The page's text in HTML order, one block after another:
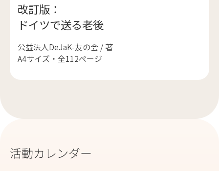
改訂版：
ドイツで送る老後
公益法人DeJaK-友の会 / 著
A4サイズ・全112ページ
活動カレンダー